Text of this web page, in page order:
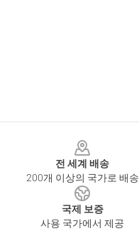
전 세계 배송
200개 이상의 국가로 배송
국제 보증
사용 국가에서 제공